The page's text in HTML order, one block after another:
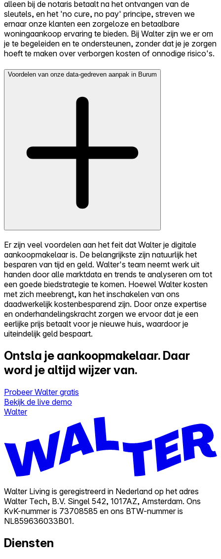
alleen bij de notaris betaalt na het ontvangen van de
sleutels, en het 'no cure, no pay' principe, streven we
ernaar onze klanten een zorgeloze en betaalbare
woningaankoop ervaring te bieden. Bij Walter zijn we er om
je te begeleiden en te ondersteunen, zonder dat je je zorgen
hoeft te maken over verborgen kosten of onnodige risico's.
Voordelen van onze data-gedreven aanpak in Burum
Er zijn veel voordelen aan het feit dat Walter je digitale
aankoopmakelaar is. De belangrijkste zijn natuurlijk het
besparen van tijd en geld. Walter's team neemt werk uit
handen door alle marktdata en trends te analyseren om tot
een goede biedstrategie te komen. Hoewel Walter kosten
met zich meebrengt, kan het inschakelen van ons
daadwerkelijk kostenbesparend zijn. Door onze expertise
en onderhandelingskracht zorgen we ervoor dat je een
eerlijke prijs betaalt voor je nieuwe huis, waardoor je
uiteindelijk geld bespaart.
Ontsla je aankoopmakelaar. Daar
word je altijd wijzer van.
Probeer Walter gratis
Bekijk de live demo
Walter
Walter Living is geregistreerd in Nederland op het adres
Walter Tech, B.V. Singel 542, 1017AZ, Amsterdam. Ons
KvK-nummer is 73708585 en ons BTW-nummer is
NL859636033B01.
Diensten